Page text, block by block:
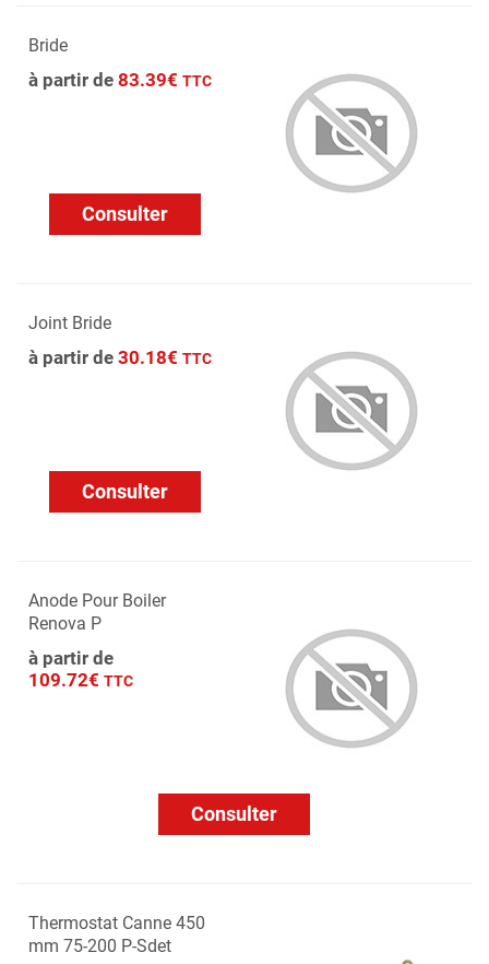
Bride
à partir de 83.39€ TTC
Consulter
Joint Bride
à partir de 30.18€ TTC
Consulter
Anode Pour Boiler
Renova P
à partir de
109.72€ TTC
Consulter
Thermostat Canne 450
mm 75-200 P-Sdet